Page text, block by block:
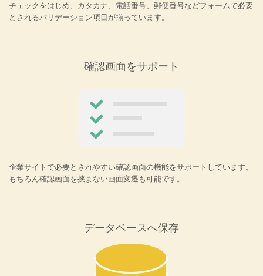
チェックをはじめ、カタカナ、電話番号、郵便番号などフォームで必要
とされるバリデーション項目が揃っています。
確認画面をサポート
企業サイトで必要とされやすい確認画面の機能をサポートしています。
もちろん確認画面を挟まない画面変遷も可能です。
データベースへ保存